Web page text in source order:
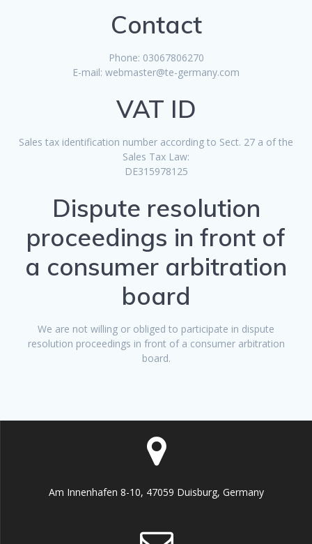
Contact
Phone: 03067806270
E-mail: webmaster@te-germany.com
VAT ID
Sales tax identification number according to Sect. 27 a of the
Sales Tax Law:
DE315978125
Dispute resolution
proceedings in front of
a consumer arbitration
board
We are not willing or obliged to participate in dispute
resolution proceedings in front of a consumer arbitration
board.
Am Innenhafen 8-10, 47059 Duisburg, Germany